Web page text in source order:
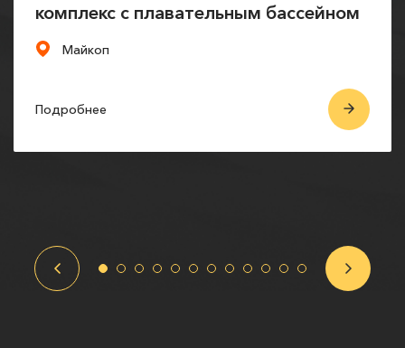
комплекс с плавательным бассейном
Майкоп
Подробнее